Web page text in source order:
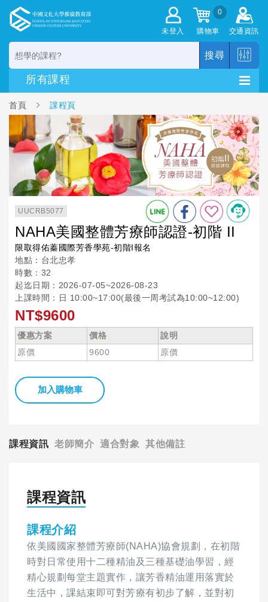
未登入
0
購物車 交通資訊
搜尋
首頁 課程頁
UUCRB5077
NAHA美國整體芳療師認證-初階 II
限取得佑蓁國際芳香學苑-初階I報名
地點：台北忠孝
時數：32
起迄日期：2026-07-05~2026-08-23
上課時間：日 10:00~17:00(最後一周考試為10:00~12:00)
NT$9600
優惠方案 價格
說明
原價
9600 原價
加入購物車
課程資訊 老師簡介 適合對象 其他備註
課程資訊
課程介紹
依美國國家整體芳療師(NAHA)協會規劃，在初階
時對日常使用十二種精油及三種基礎油學習，經
精心規劃每堂主題實作，讓芳香精油運用落實於
生活中，課結束即可對芳療有初步了解，並對初